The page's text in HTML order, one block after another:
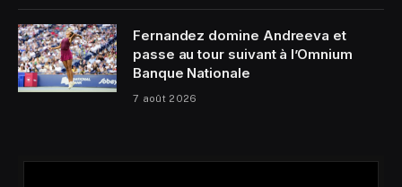
Fernandez domine Andreeva et
passe au tour suivant à l’Omnium
Banque Nationale
7 août 2026